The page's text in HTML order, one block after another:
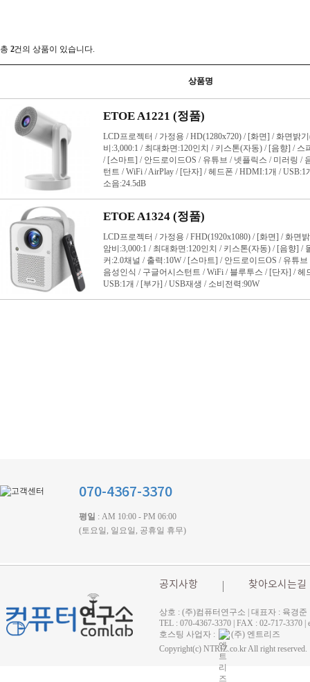
070-4367-3370
평일 : AM 10:00 - PM 06:00
(토요일, 일요일, 공휴일 휴무)
공지사항 찾아오시는길
상호 : (주)컴퓨터연구소 | 대표자 : 육경
TEL : 070-4367-3370 | FAX : 02-717-
호스팅 사업자 :
(주) 엔트리즈
Copyright(c) NTRIZ.co.kr All right reserved.